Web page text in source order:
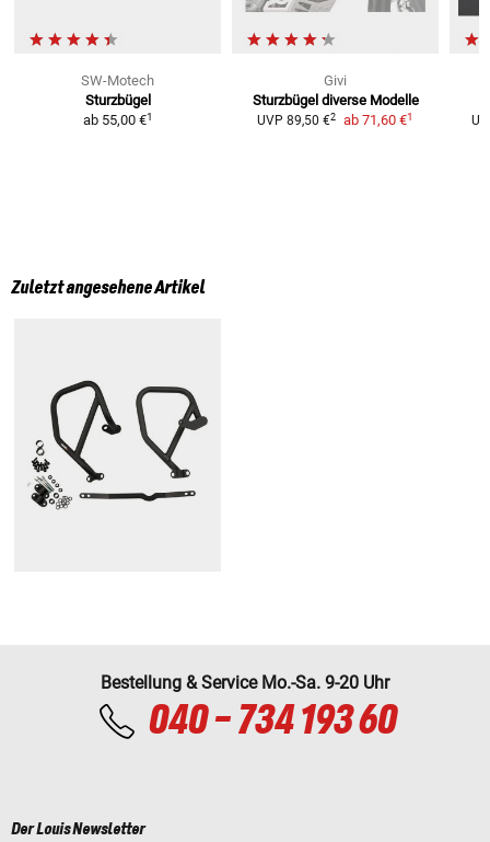
SW-Motech
Sturzbügel
ab 55,00 €1
Givi
Sturzbügel diverse Modelle
UVP 89,50 €2 ab 71,60 €1
Zuletzt angesehene Artikel
Bestellung & Service Mo.-Sa. 9-20 Uhr
040 - 734 193 60
Der Louis Newsletter